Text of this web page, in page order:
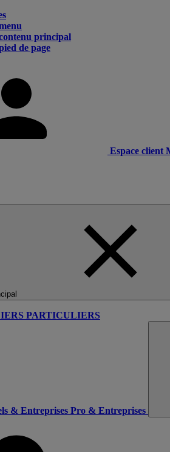
principal
de page
Espace client
PARTICULIERS
& Entreprises Pro & Entreprises